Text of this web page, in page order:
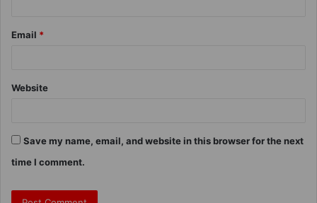
Email *
Website
Save my name, email, and website in this browser for the next
time I comment.